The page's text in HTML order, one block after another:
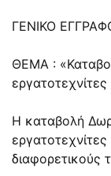
ΓΕΝΙΚΟ
ΘΕΜΑ :
Η καταβολή
διαφορετικούς